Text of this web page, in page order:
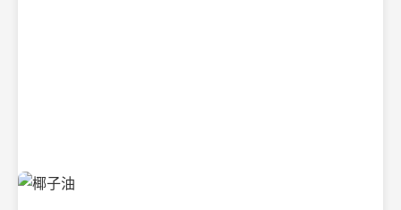
清凉解渴的椰子水